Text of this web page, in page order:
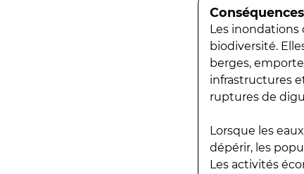
Les
biodiversité.
berges,
infrastructures
ruptures de
Lorsque les
dépérir, les
Les activités